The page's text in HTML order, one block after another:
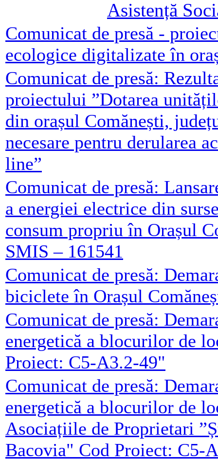
Asistență
Comunicat de presă -
ecologice digitalizate în
Comunicat de presă:
proiectului ”Dotarea
din orașul Comănești,
necesare pentru derularea
line”
Comunicat de presă:
a energiei electrice din
consum propriu în Orașul
SMIS – 161541
Comunicat de presă:
biciclete în Orașul
Comunicat de presă:
energetică a blocurilor de
Proiect: C5-A3.2-49"
Comunicat de presă:
energetică a blocurilor de
Asociațiile de Proprietari
Bacovia" Cod Proiect: C5-